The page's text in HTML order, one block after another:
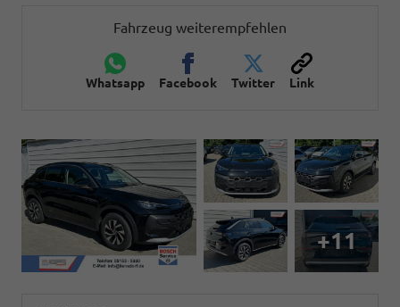
Fahrzeug weiterempfehlen
Whatsapp Facebook Twitter Link
+11